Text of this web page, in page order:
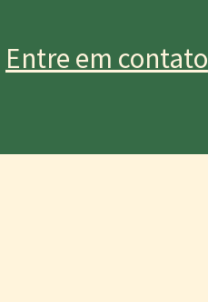
Entre em contato